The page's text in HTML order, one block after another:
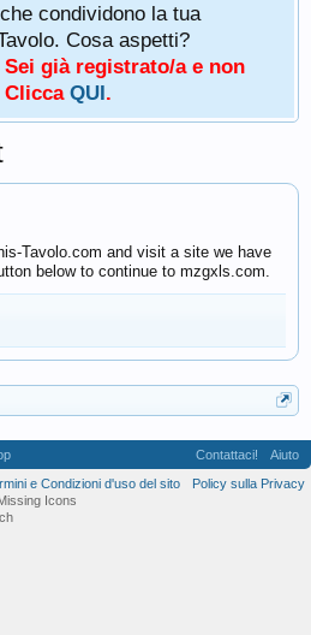
condividono la tua
Cosa aspetti?
Sei già registrato/a e non
QUI.
Tavolo.com and visit a site we have
below to continue to mzgxls.com.
Contattaci!
Aiuto
e Condizioni d'uso del sito
Policy sulla Privacy
Icons